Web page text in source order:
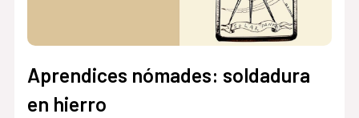
Aprendices nómades: soldadura
en hierro